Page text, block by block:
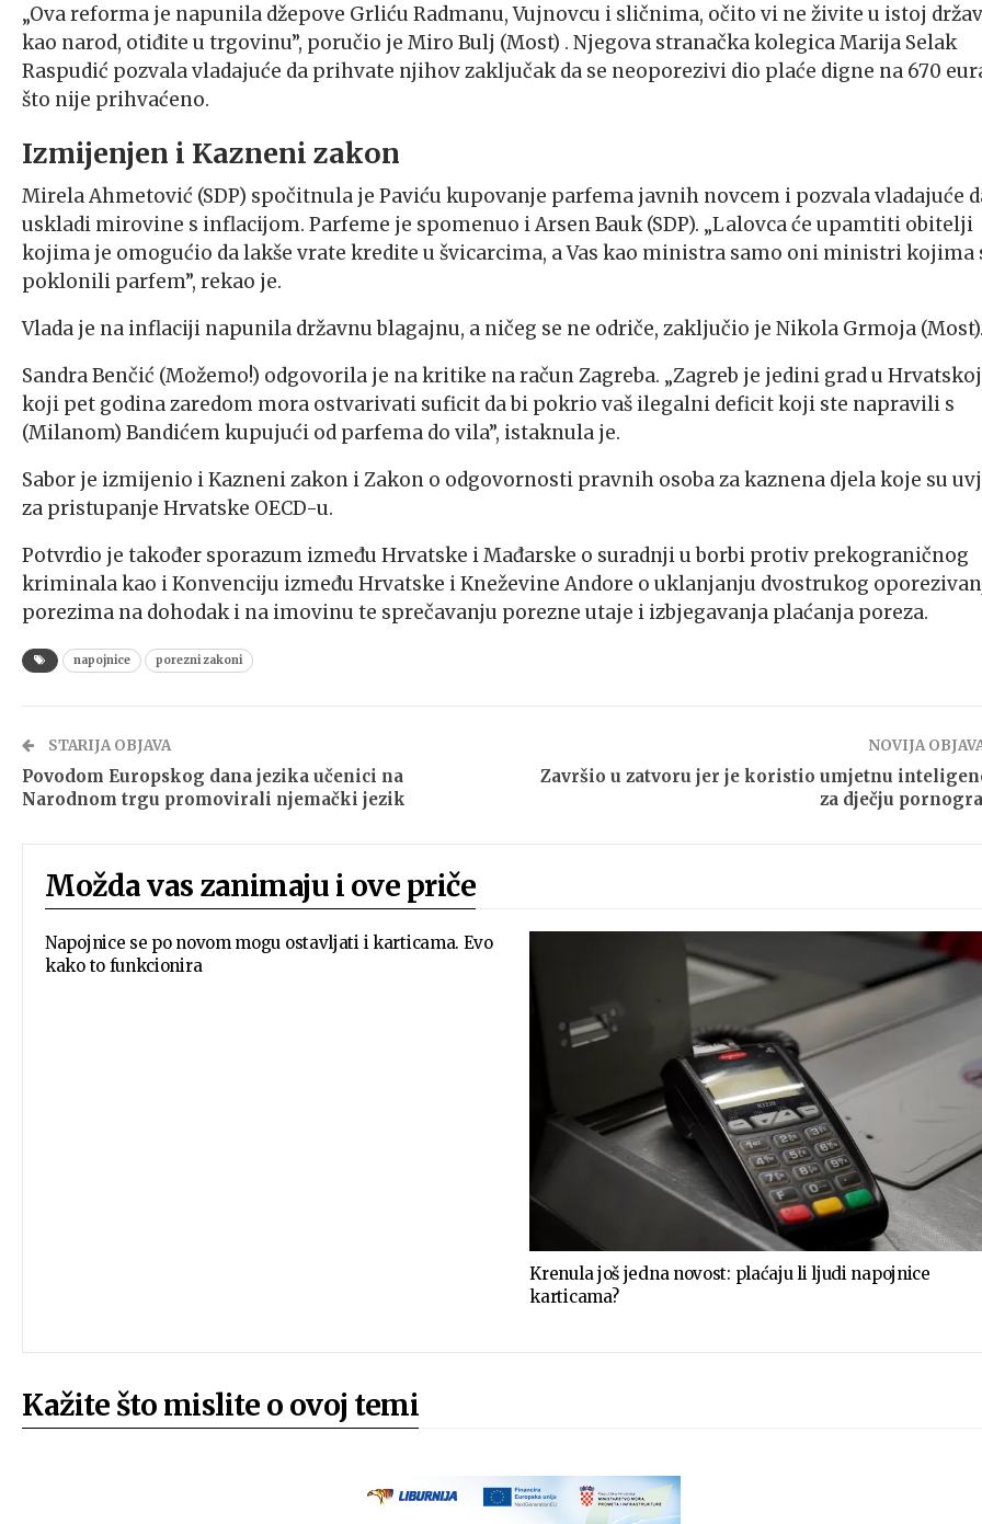
„Ova reforma je napunila džepove Grliću Radmanu, Vujnovcu i sličnima, očito vi ne živite u istoj
kao narod, otiđite u trgovinu”, poručio je Miro Bulj (Most) . Njegova stranačka kolegica Marija Selak
Raspudić pozvala vladajuće da prihvate njihov zaključak da se neoporezivi dio plaće digne na 670
što nije prihvaćeno.
Izmijenjen i Kazneni zakon
Mirela Ahmetović (SDP) spočitnula je Paviću kupovanje parfema javnih novcem i pozvala vladajuće
uskladi mirovine s inflacijom. Parfeme je spomenuo i Arsen Bauk (SDP). „Lalovca će upamtiti obitelji
kojima je omogućio da lakše vrate kredite u švicarcima, a Vas kao ministra samo oni ministri kojima
poklonili parfem”, rekao je.
Vlada je na inflaciji napunila državnu blagajnu, a ničeg se ne odriče, zaključio je Nikola Grmoja (Most).
Sandra Benčić (Možemo!) odgovorila je na kritike na račun Zagreba. „Zagreb je jedini grad u Hrvatskoj
koji pet godina zaredom mora ostvarivati suficit da bi pokrio vaš ilegalni deficit koji ste napravili s
(Milanom) Bandićem kupujući od parfema do vila”, istaknula je.
Sabor je izmijenio i Kazneni zakon i Zakon o odgovornosti pravnih osoba za kaznena djela koje su
za pristupanje Hrvatske OECD-u.
Potvrdio je također sporazum između Hrvatske i Mađarske o suradnji u borbi protiv prekograničnog
kriminala kao i Konvenciju između Hrvatske i Kneževine Andore o uklanjanju dvostrukog
porezima na dohodak i na imovinu te sprečavanju porezne utaje i izbjegavanja plaćanja poreza.
napojnice porezni zakoni
STARIJA OBJAVA
Povodom Europskog dana jezika učenici na
Narodnom trgu promovirali njemački jezik
NOVIJA
Završio u zatvoru jer je koristio umjetnu
za dječju
Možda vas zanimaju i ove priče
Napojnice se po novom mogu ostavljati i karticama. Evo
kako to funkcionira
Krenula još jedna novost: plaćaju li ljudi napojnice
karticama?
Kažite što mislite o ovoj temi